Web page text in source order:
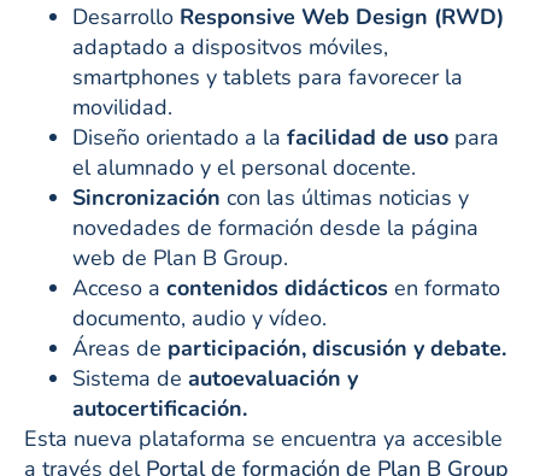
Desarrollo Responsive Web Design (RWD)
adaptado a dispositvos móviles,
smartphones y tablets para favorecer la
movilidad.
Diseño orientado a la facilidad de uso para
el alumnado y el personal docente.
Sincronización con las últimas noticias y
novedades de formación desde la página
web de Plan B Group.
Acceso a contenidos didácticos en formato
documento, audio y vídeo.
Áreas de participación, discusión y debate.
Sistema de autoevaluación y
autocertificación.
Esta nueva plataforma se encuentra ya accesible
a través del Portal de formación de Plan B Group